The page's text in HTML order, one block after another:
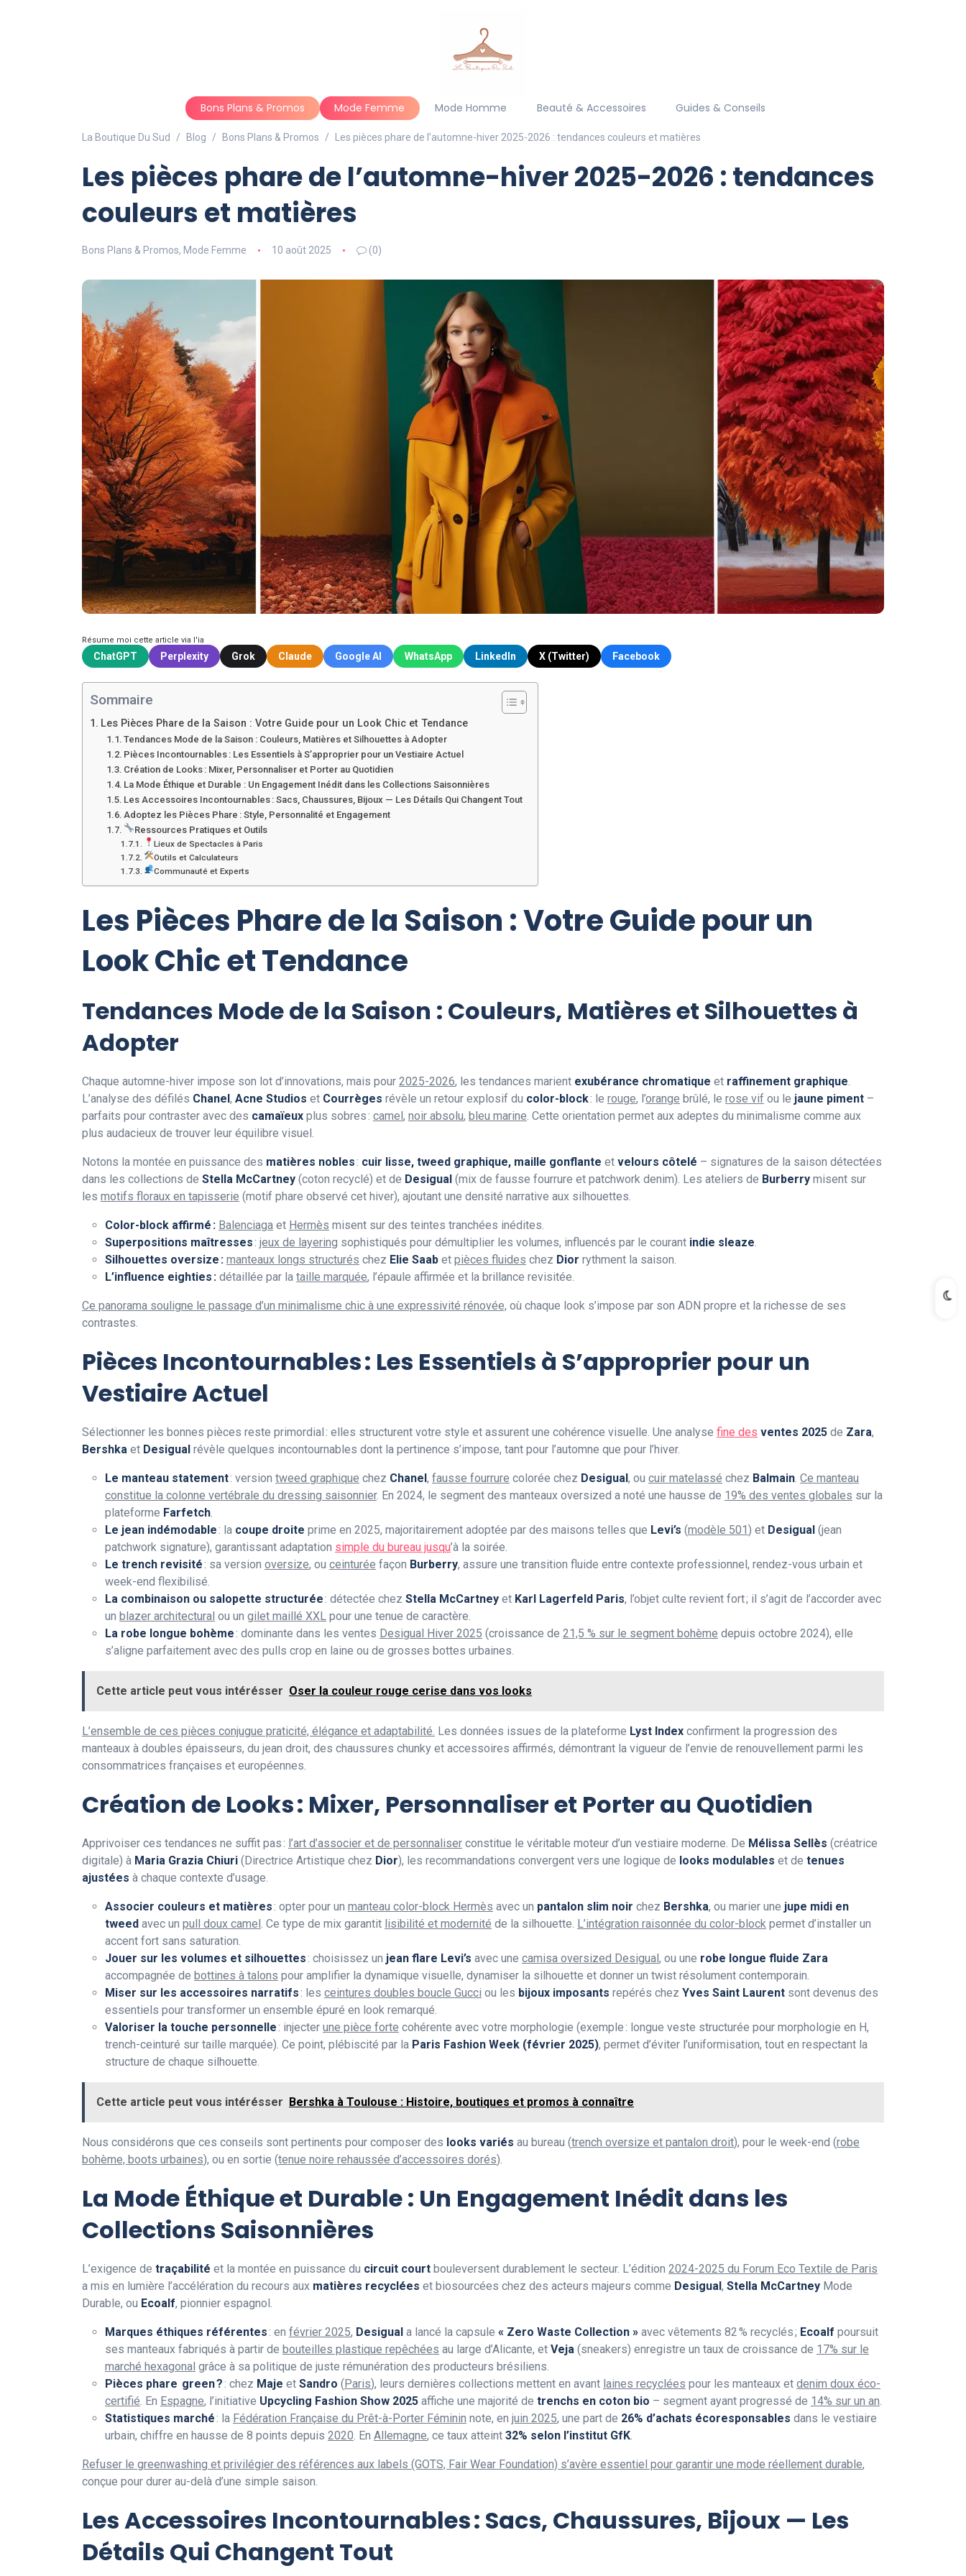
Bons Plans & Promos Mode Femme Mode Homme Beauté & Accessoires Guides & Conseils
La Boutique Du Sud Blog Bons Plans & Promos Les pièces phare de l’automne-hiver 2025-2026 : tendances couleurs et matières
Les pièces phare de l’automne-hiver 2025-2026 : tendances
couleurs et matières
Bons Plans & Promos, Mode Femme 10 août 2025 (0)
Résume moi cette article via l'ia
ChatGPT Perplexity Grok Claude Google AI WhatsApp LinkedIn X (Twitter) Facebook
Sommaire
Les Pièces Phare de la Saison : Votre Guide pour un Look Chic et Tendance
Tendances Mode de la Saison : Couleurs, Matières et Silhouettes à Adopter
Pièces Incontournables : Les Essentiels à S’approprier pour un Vestiaire Actuel
Création de Looks : Mixer, Personnaliser et Porter au Quotidien
La Mode Éthique et Durable : Un Engagement Inédit dans les Collections Saisonnières
Les Accessoires Incontournables : Sacs, Chaussures, Bijoux — Les Détails Qui Changent Tout
Adoptez les Pièces Phare : Style, Personnalité et Engagement
Ressources Pratiques et Outils
Lieux de Spectacles à Paris
Outils et Calculateurs
Communauté et Experts
Les Pièces Phare de la Saison : Votre Guide pour un
Look Chic et Tendance
Tendances Mode de la Saison : Couleurs, Matières et Silhouettes à
Adopter
Chaque automne-hiver impose son lot d’innovations, mais pour 2025-2026, les tendances marient exubérance chromatique et raffinement graphique.
L’analyse des défilés Chanel, Acne Studios et Courrèges révèle un retour explosif du color-block: le rouge, l’orange brûlé, le rose vif ou le jaune piment –
parfaits pour contraster avec des camaïeux plus sobres : camel, noir absolu, bleu marine. Cette orientation permet aux adeptes du minimalisme comme aux
plus audacieux de trouver leur équilibre visuel.
Notons la montée en puissance des matières nobles: cuir lisse, tweed graphique, maille gonflante et velours côtelé – signatures de la saison détectées
dans les collections de Stella McCartney (coton recyclé) et de Desigual (mix de fausse fourrure et patchwork denim). Les ateliers de Burberry misent sur
les motifs floraux en tapisserie (motif phare observé cet hiver), ajoutant une densité narrative aux silhouettes.
Color-block affirmé : Balenciaga et Hermès misent sur des teintes tranchées inédites.
Superpositions maîtresses: jeux de layering sophistiqués pour démultiplier les volumes, influencés par le courant indie sleaze.
Silhouettes oversize : manteaux longs structurés chez Elie Saab et pièces fluides chez Dior rythment la saison.
L’influence eighties : détaillée par la taille marquée, l’épaule affirmée et la brillance revisitée.
Ce panorama souligne le passage d’un minimalisme chic à une expressivité rénovée, où chaque look s’impose par son ADN propre et la richesse de ses
contrastes.
Pièces Incontournables : Les Essentiels à S’approprier pour un
Vestiaire Actuel
Sélectionner les bonnes pièces reste primordial : elles structurent votre style et assurent une cohérence visuelle. Une analyse fine des ventes 2025 de Zara,
Bershka et Desigual révèle quelques incontournables dont la pertinence s’impose, tant pour l’automne que pour l’hiver.
Le manteau statement: version tweed graphique chez Chanel, fausse fourrure colorée chez Desigual, ou cuir matelassé chez Balmain. Ce manteau
constitue la colonne vertébrale du dressing saisonnier. En 2024, le segment des manteaux oversized a noté une hausse de 19% des ventes globales sur la
plateforme Farfetch.
Le jean indémodable: la coupe droite prime en 2025, majoritairement adoptée par des maisons telles que Levi’s (modèle 501) et Desigual (jean
patchwork signature), garantissant adaptation simple du bureau jusqu’à la soirée.
Le trench revisité: sa version oversize, ou ceinturée façon Burberry, assure une transition fluide entre contexte professionnel, rendez-vous urbain et
week-end flexibilisé.
La combinaison ou salopette structurée: détectée chez Stella McCartney et Karl Lagerfeld Paris, l’objet culte revient fort ; il s’agit de l’accorder avec
un blazer architectural ou un gilet maillé XXL pour une tenue de caractère.
La robe longue bohème: dominante dans les ventes Desigual Hiver 2025 (croissance de 21,5 % sur le segment bohème depuis octobre 2024), elle
s’aligne parfaitement avec des pulls crop en laine ou de grosses bottes urbaines.
Cette article peut vous intérésser Oser la couleur rouge cerise dans vos looks
L’ensemble de ces pièces conjugue praticité, élégance et adaptabilité. Les données issues de la plateforme Lyst Index confirment la progression des
manteaux à doubles épaisseurs, du jean droit, des chaussures chunky et accessoires affirmés, démontrant la vigueur de l’envie de renouvellement parmi les
consommatrices françaises et européennes.
Création de Looks : Mixer, Personnaliser et Porter au Quotidien
Apprivoiser ces tendances ne suffit pas : l’art d’associer et de personnaliser constitue le véritable moteur d’un vestiaire moderne. De Mélissa Sellès (créatrice
digitale) à Maria Grazia Chiuri (Directrice Artistique chez Dior), les recommandations convergent vers une logique de looks modulables et de tenues
ajustées à chaque contexte d’usage.
Associer couleurs et matières: opter pour un manteau color-block Hermès avec un pantalon slim noir chez Bershka, ou marier une jupe midi en
tweed avec un pull doux camel. Ce type de mix garantit lisibilité et modernité de la silhouette. L’intégration raisonnée du color-block permet d’installer un
accent fort sans saturation.
Jouer sur les volumes et silhouettes: choisissez un jean flare Levi’s avec une camisa oversized Desigual, ou une robe longue fluide Zara
accompagnée de bottines à talons pour amplifier la dynamique visuelle, dynamiser la silhouette et donner un twist résolument contemporain.
Miser sur les accessoires narratifs: les ceintures doubles boucle Gucci ou les bijoux imposants repérés chez Yves Saint Laurent sont devenus des
essentiels pour transformer un ensemble épuré en look remarqué.
Valoriser la touche personnelle: injecter une pièce forte cohérente avec votre morphologie (exemple : longue veste structurée pour morphologie en H,
trench-ceinturé sur taille marquée). Ce point, plébiscité par la Paris Fashion Week (février 2025), permet d’éviter l’uniformisation, tout en respectant la
structure de chaque silhouette.
Cette article peut vous intérésser Bershka à Toulouse : Histoire, boutiques et promos à connaître
Nous considérons que ces conseils sont pertinents pour composer des looks variés au bureau (trench oversize et pantalon droit), pour le week-end (robe
bohème, boots urbaines), ou en sortie (tenue noire rehaussée d’accessoires dorés).
La Mode Éthique et Durable : Un Engagement Inédit dans les
Collections Saisonnières
L’exigence de traçabilité et la montée en puissance du circuit court bouleversent durablement le secteur. L’édition 2024-2025 du Forum Eco Textile de Paris
a mis en lumière l’accélération du recours aux matières recyclées et biosourcées chez des acteurs majeurs comme Desigual, Stella McCartney Mode
Durable, ou Ecoalf, pionnier espagnol.
Marques éthiques référentes: en février 2025, Desigual a lancé la capsule « Zero Waste Collection » avec vêtements 82 % recyclés ; Ecoalf poursuit
ses manteaux fabriqués à partir de bouteilles plastique repêchées au large d’Alicante, et Veja (sneakers) enregistre un taux de croissance de 17% sur le
marché hexagonal grâce à sa politique de juste rémunération des producteurs brésiliens.
Pièces phare green ?: chez Maje et Sandro (Paris), leurs dernières collections mettent en avant laines recyclées pour les manteaux et denim doux éco-
certifié. En Espagne, l’initiative Upcycling Fashion Show 2025 affiche une majorité de trenchs en coton bio – segment ayant progressé de 14% sur un an.
Statistiques marché: la Fédération Française du Prêt-à-Porter Féminin note, en juin 2025, une part de 26% d’achats écoresponsables dans le vestiaire
urbain, chiffre en hausse de 8 points depuis 2020. En Allemagne, ce taux atteint 32% selon l’institut GfK.
Refuser le greenwashing et privilégier des références aux labels (GOTS, Fair Wear Foundation) s’avère essentiel pour garantir une mode réellement durable,
conçue pour durer au-delà d’une simple saison.
Les Accessoires Incontournables : Sacs, Chaussures, Bijoux — Les
Détails Qui Changent Tout